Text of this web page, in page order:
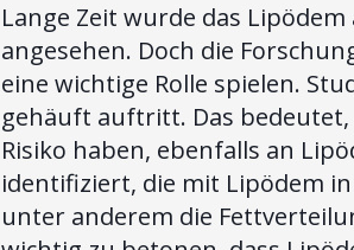
Lange Zeit wurde das
angesehen. Doch die
eine wichtige Rolle spielen.
gehäuft auftritt. Das
Risiko haben, ebenfalls an
identifiziert, die mit Lipödem
unter anderem die